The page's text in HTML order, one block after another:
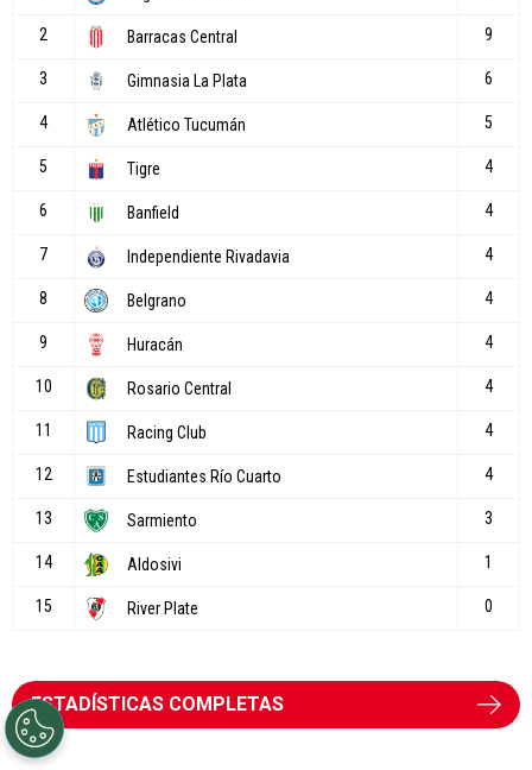
ESTADÍSTICAS COMPLETAS